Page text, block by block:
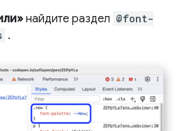
найдите раздел @font-
.